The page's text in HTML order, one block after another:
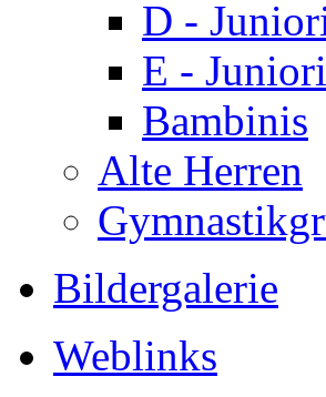
D -
E -
Bambinis
Alte Herren
Bildergalerie
Weblinks